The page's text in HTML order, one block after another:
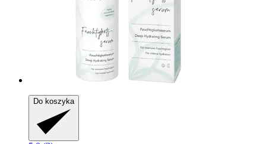
Do koszyka